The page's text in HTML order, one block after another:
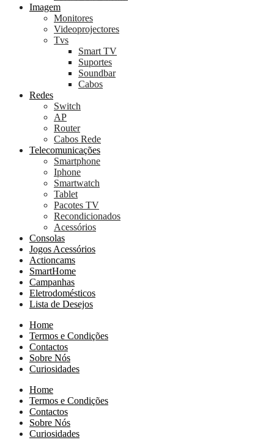
Imagem
Monitores
Videoprojectores
Tvs
Smart TV
Suportes
Soundbar
Cabos
Redes
Switch
AP
Router
Cabos Rede
Telecomunicações
Smartphone
Iphone
Smartwatch
Tablet
Pacotes TV
Recondicionados
Acessórios
Consolas
Jogos Acessórios
Actioncams
SmartHome
Campanhas
Eletrodomésticos
Lista de Desejos
Home
Termos e Condições
Contactos
Sobre Nós
Curiosidades
Home
Termos e Condições
Contactos
Sobre Nós
Curiosidades